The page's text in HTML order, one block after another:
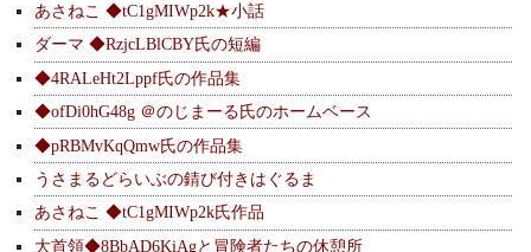
あさねこ ◆tC1gMIWp2k★小話
ダーマ ◆RzjcLBlCBY氏の短編
◆4RALeHt2Lppf氏の作品集
◆ofDi0hG48g ＠のじまーる氏のホームベース
◆pRBMvKqQmw氏の作品集
うさまるどらいぶの錆び付きはぐるま
あさねこ ◆tC1gMIWp2k氏作品
大首領◆8BbAD6KiAgと冒険者たちの休憩所